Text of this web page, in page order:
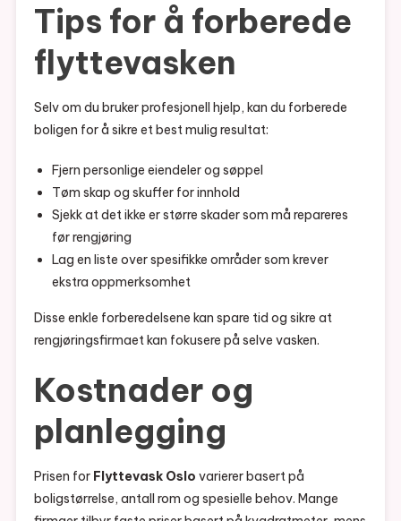
Tips for å forberede
flyttevasken
Selv om du bruker profesjonell hjelp, kan du forberede
boligen for å sikre et best mulig resultat:
Fjern personlige eiendeler og søppel
Tøm skap og skuffer for innhold
Sjekk at det ikke er større skader som må repareres
før rengjøring
Lag en liste over spesifikke områder som krever
ekstra oppmerksomhet
Disse enkle forberedelsene kan spare tid og sikre at
rengjøringsfirmaet kan fokusere på selve vasken.
Kostnader og
planlegging
Prisen for Flyttevask Oslo varierer basert på
boligstørrelse, antall rom og spesielle behov. Mange